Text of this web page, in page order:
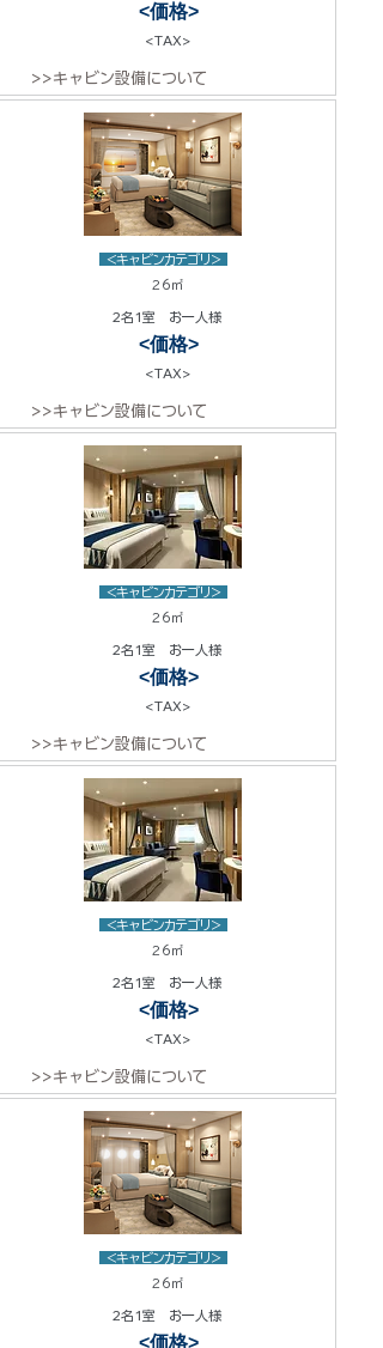
<価格>
<TAX>
>>キャビン設備について
<キャビンカテゴリ>
26㎡
2名1室 お一人様
<価格>
<TAX>
>>キャビン設備について
<キャビンカテゴリ>
26㎡
2名1室 お一人様
<価格>
<TAX>
>>キャビン設備について
<キャビンカテゴリ>
26㎡
2名1室 お一人様
<価格>
<TAX>
>>キャビン設備について
<キャビンカテゴリ>
26㎡
2名1室 お一人様
<価格>